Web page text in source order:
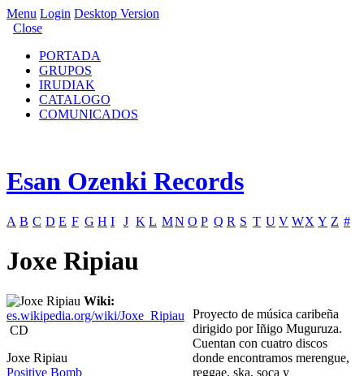
Menu Login Desktop Version
Close
PORTADA
GRUPOS
IRUDIAK
CATALOGO
COMUNICADOS
Esan Ozenki Records
A B C D E F G H I J K L MN O P Q R S T U V WX Y Z #
Joxe Ripiau
Wiki:
es.wikipedia.org/wiki/Joxe_Ripiau
CD
Joxe Ripiau
Positive Bomb
Proyecto de música caribeña
dirigido por Iñigo Muguruza.
Cuentan con cuatro discos
donde encontramos merengue,
reggae, ska, soca y